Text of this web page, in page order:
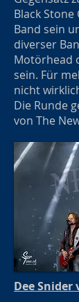
Black
Band sein
diverser
Motörhead
sein. Für
nicht
Die Runde
von The
Dee Snider